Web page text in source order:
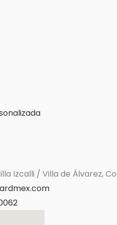
Izcalli / Villa de Álvarez,